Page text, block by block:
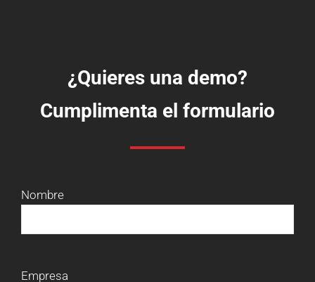
¿Quieres una demo?
Cumplimenta el formulario
Nombre
Empresa